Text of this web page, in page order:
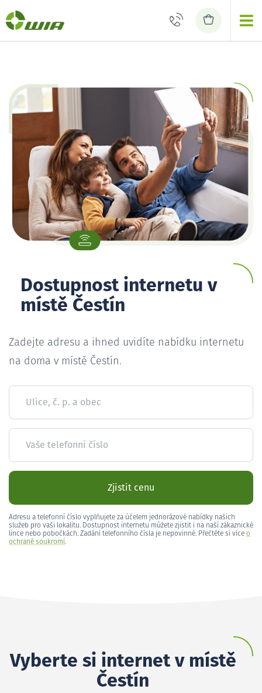
Dostupnost internetu v
místě Čestín
Zadejte adresu a ihned uvidíte nabídku internetu
na doma v místě Čestín.
Ulice, č. p. a obec
Vaše telefonní číslo
Zjistit cenu
Adresu a telefonní číslo vyplňujete za účelem jednorázové nabídky našich
služeb pro vaši lokalitu. Dostupnost internetu můžete zjistit i na naší zákaznické
lince nebo pobočkách. Zadání telefonního čísla je nepovinné. Přečtěte si více o
ochraně soukromí.
Vyberte si internet v místě
Čestín